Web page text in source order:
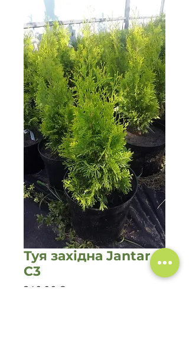
Туя західна Jantar
C3
240,00 ₴